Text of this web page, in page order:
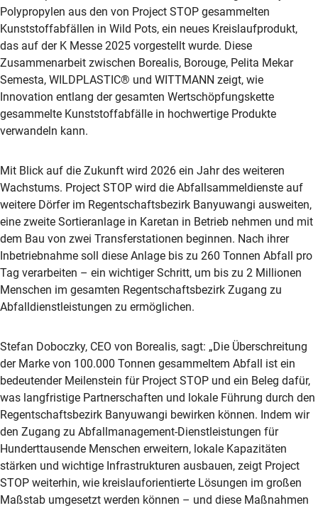
Polypropylen aus den von Project STOP gesammelten
Kunststoffabfällen in Wild Pots, ein neues Kreislaufprodukt,
das auf der K Messe 2025 vorgestellt wurde. Diese
Zusammenarbeit zwischen Borealis, Borouge, Pelita Mekar
Semesta, WILDPLASTIC® und WITTMANN zeigt, wie
Innovation entlang der gesamten Wertschöpfungskette
gesammelte Kunststoffabfälle in hochwertige Produkte
verwandeln kann.
Mit Blick auf die Zukunft wird 2026 ein Jahr des weiteren
Wachstums. Project STOP wird die Abfallsammeldienste auf
weitere Dörfer im Regentschaftsbezirk Banyuwangi ausweiten,
eine zweite Sortieranlage in Karetan in Betrieb nehmen und mit
dem Bau von zwei Transferstationen beginnen. Nach ihrer
Inbetriebnahme soll diese Anlage bis zu 260 Tonnen Abfall pro
Tag verarbeiten – ein wichtiger Schritt, um bis zu 2 Millionen
Menschen im gesamten Regentschaftsbezirk Zugang zu
Abfalldienstleistungen zu ermöglichen.
Stefan Doboczky, CEO von Borealis, sagt: „Die Überschreitung
der Marke von 100.000 Tonnen gesammeltem Abfall ist ein
bedeutender Meilenstein für Project STOP und ein Beleg dafür,
was langfristige Partnerschaften und lokale Führung durch den
Regentschaftsbezirk Banyuwangi bewirken können. Indem wir
den Zugang zu Abfallmanagement-Dienstleistungen für
Hunderttausende Menschen erweitern, lokale Kapazitäten
stärken und wichtige Infrastrukturen ausbauen, zeigt Project
STOP weiterhin, wie kreislauforientierte Lösungen im großen
Maßstab umgesetzt werden können – und diese Maßnahmen